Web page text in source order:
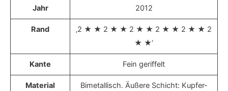
Jahr 2012
Rand
‚2 ★ ★ 2 ★ ★ 2 ★ ★ 2 ★ ★ 2 ★ ★ 2
★ ★‘
Kante Fein geriffelt
Material
Bimetallisch. Äußere Schicht: Kupfer-